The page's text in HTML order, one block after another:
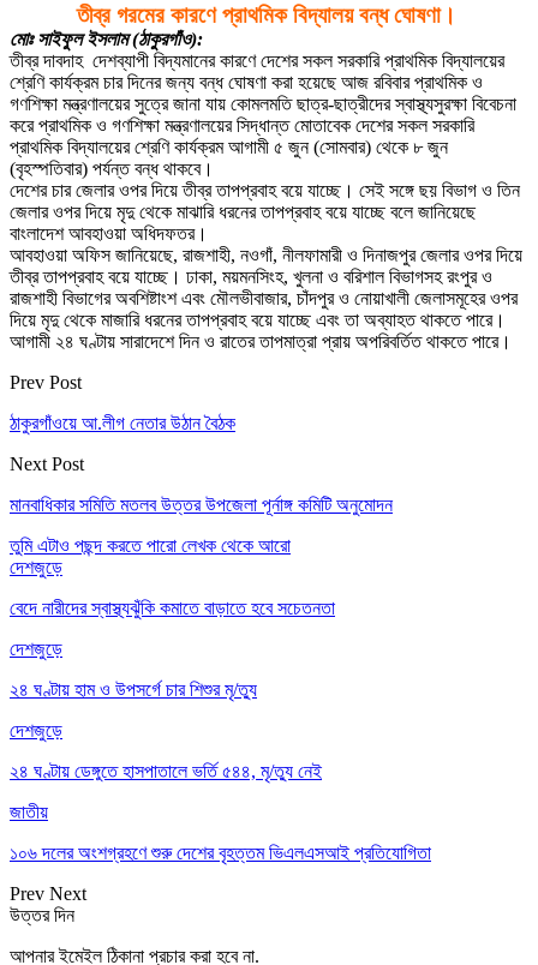
তীব্র গরমের কারণে প্রাথমিক বিদ্যালয় বন্ধ ঘোষণা।
মোঃ সাইফুল ইসলাম (ঠাকুরগাঁও):
তীব্র দাবদাহ দেশব্যাপী বিদ্যমানের কারণে দেশের সকল সরকারি প্রাথমিক বিদ্যালয়ের
শ্রেণি কার্যক্রম চার দিনের জন্য বন্ধ ঘোষণা করা হয়েছে আজ রবিবার প্রাথমিক ও
গণশিক্ষা মন্ত্রণালয়ের সুত্রে জানা যায় কোমলমতি ছাত্র-ছাত্রীদের স্বাস্থ্যসুরক্ষা বিবেচনা
করে প্রাথমিক ও গণশিক্ষা মন্ত্রণালয়ের সিদ্ধান্ত মোতাবেক দেশের সকল সরকারি
প্রাথমিক বিদ্যালয়ের শ্রেণি কার্যক্রম আগামী ৫ জুন (সোমবার) থেকে ৮ জুন
(বৃহস্পতিবার) পর্যন্ত বন্ধ থাকবে।
দেশের চার জেলার ওপর দিয়ে তীব্র তাপপ্রবাহ বয়ে যাচ্ছে। সেই সঙ্গে ছয় বিভাগ ও তিন
জেলার ওপর দিয়ে মৃদু থেকে মাঝারি ধরনের তাপপ্রবাহ বয়ে যাচ্ছে বলে জানিয়েছে
বাংলাদেশ আবহাওয়া অধিদফতর।
আবহাওয়া অফিস জানিয়েছে, রাজশাহী, নওগাঁ, নীলফামারী ও দিনাজপুর জেলার ওপর দিয়ে
তীব্র তাপপ্রবাহ বয়ে যাচ্ছে। ঢাকা, ময়মনসিংহ, খুলনা ও বরিশাল বিভাগসহ রংপুর ও
রাজশাহী বিভাগের অবশিষ্টাংশ এবং মৌলভীবাজার, চাঁদপুর ও নোয়াখালী জেলাসমূহের ওপর
দিয়ে মৃদু থেকে মাজারি ধরনের তাপপ্রবাহ বয়ে যাচ্ছে এবং তা অব্যাহত থাকতে পারে।
আগামী ২৪ ঘণ্টায় সারাদেশে দিন ও রাতের তাপমাত্রা প্রায় অপরিবর্তিত থাকতে পারে।
Prev Post
ঠাকুরগাঁওয়ে আ.লীগ নেতার উঠান বৈঠক
Next Post
মানবাধিকার সমিতি মতলব উত্তর উপজেলা পূর্নাঙ্গ কমিটি অনুমোদন
তুমি এটাও পছন্দ করতে পারো লেখক থেকে আরো
দেশজুড়ে
বেদে নারীদের স্বাস্থ্যঝুঁকি কমাতে বাড়াতে হবে সচেতনতা
দেশজুড়ে
২৪ ঘণ্টায় হাম ও উপসর্গে চার শিশুর মৃ/ত্যু
দেশজুড়ে
২৪ ঘণ্টায় ডেঙ্গুতে হাসপাতালে ভর্তি ৫৪৪, মৃ/ত্যু নেই
জাতীয়
১০৬ দলের অংশগ্রহণে শুরু দেশের বৃহত্তম ভিএলএসআই প্রতিযোগিতা
Prev Next
উত্তর দিন
আপনার ইমেইল ঠিকানা প্রচার করা হবে না.